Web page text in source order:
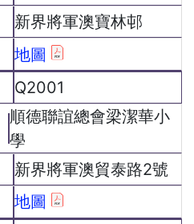
新界將軍澳寶林邨
地圖
Q2001
順德聯誼總會梁潔華小
學
新界將軍澳貿泰路2號
地圖